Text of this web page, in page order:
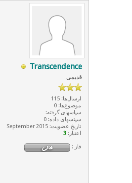
Transcendence
قدیمی
ارسال‌ها: 115
موضوع‌ها: 0
سپاسهای گرفته:
سپتسهای داده: 0
تاریخ عضویت: September 2015
اعتبار: 3
فاز :